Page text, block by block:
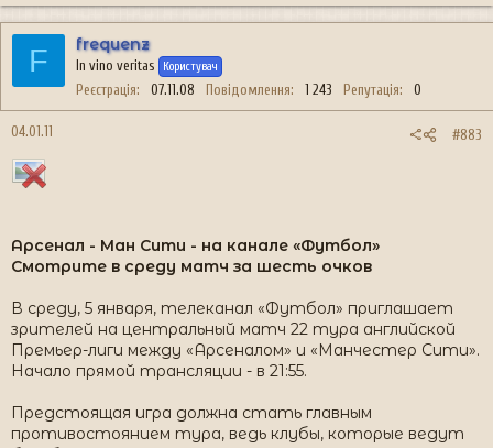
F frequenz
In vino veritas Користувач
Реєстрація 07.11.08 Повідомлення 1 243 Репутація 0
04.01.11 #883
Арсенал - Ман Сити - на канале «Футбол»
Смотрите в среду матч за шесть очков
В среду, 5 января, телеканал «Футбол» приглашает
зрителей на центральный матч 22 тура английской
Премьер-лиги между «Арсеналом» и «Манчестер Сити».
Начало прямой трансляции - в 21:55.
Предстоящая игра должна стать главным
противостоянием тура, ведь клубы, которые ведут